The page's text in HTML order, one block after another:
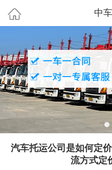
中
汽车托运公司是如何定
流方式定